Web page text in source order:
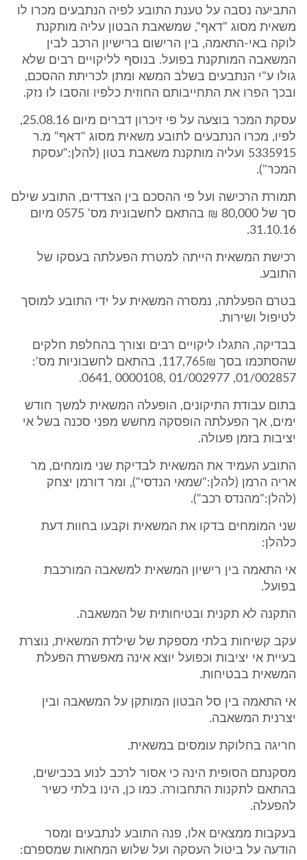
התביעה נסבה על טענת התובע לפיה הנתבעים מכרו לו
משאית מסוג "דאף", שמשאבת הבטון עליה מותקנת
לוקה באי-התאמה, בין הרישום ברישיון הרכב לבין
המשאבה המותקנת בפועל. בנוסף לליקויים רבים שלא
גולו ע"י הנתבעים בשלב המשא ומתן לכריתת ההסכם,
ובכך הפרו את התחייבותם החוזית כלפיו והסבו לו נזק.
עסקת המכר בוצעה על פי זיכרון דברים מיום 25.08.16,
לפיו, מכרו הנתבעים לתובע משאית מסוג "דאף" מ.ר
5335915 ועליה מותקנת משאבת בטון (להלן:"עסקת
המכר").
תמורת הרכישה ועל פי ההסכם בין הצדדים, התובע שילם
סך של 80,000 ₪ בהתאם לחשבונית מס' 0575 מיום
31.10.16.
רכישת המשאית הייתה למטרת הפעלתה בעסקו של
התובע.
בטרם הפעלתה, נמסרה המשאית על ידי התובע למוסך
לטיפול ושירות.
בבדיקה, התגלו ליקויים רבים וצורך בהחלפת חלקים
שהסתכמו בסך 117,765₪, בהתאם לחשבוניות מס':
01/002857, 01/002977 ,0000108 ,0641.
בתום עבודת התיקונים, הופעלה המשאית למשך חודש
ימים, אך הפעלתה הופסקה מחשש מפני סכנה בשל אי
יציבות בזמן פעולה.
התובע העמיד את המשאית לבדיקת שני מומחים, מר
אריה הרמן (להלן:"שמאי הנדסי"), ומר דורמן יצחק
(להלן:"מהנדס רכב").
שני המומחים בדקו את המשאית וקבעו בחוות דעת
כלהלן:
אי התאמה בין רישיון המשאית למשאבה המורכבת
בפועל.
התקנה לא תקנית ובטיחותית של המשאבה.
עקב קשיחות בלתי מספקת של שילדת המשאית, נוצרת
בעיית אי יציבות וכפועל יוצא אינה מאפשרת הפעלת
המשאית בבטיחות.
אי התאמה בין סל הבטון המותקן על המשאבה ובין
יצרנית המשאבה.
חריגה בחלוקת עומסים במשאית.
מסקנתם הסופית הינה כי אסור לרכב לנוע בכבישים,
בהתאם לתקנות התחבורה. כמו כן, הינו בלתי כשיר
להפעלה.
בעקבות ממצאים אלו, פנה התובע לנתבעים ומסר
הודעה על ביטול העסקה ועל שלוש המחאות שמספרם: